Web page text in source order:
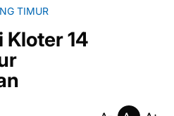
TIMUR
Kloter 14